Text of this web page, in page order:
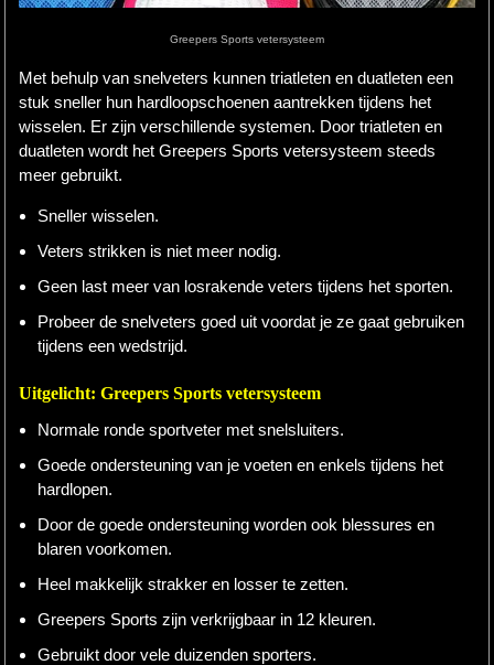
Extra
Tips
Boeken
Site
Greepers Sports vetersysteem
Met behulp van snelveters kunnen triatleten en duatleten een
stuk sneller hun hardloopschoenen aantrekken tijdens het
wisselen. Er zijn verschillende systemen. Door triatleten en
duatleten wordt het Greepers Sports vetersysteem steeds
meer gebruikt.
Sneller wisselen.
Veters strikken is niet meer nodig.
Geen last meer van losrakende veters tijdens het sporten.
Probeer de snelveters goed uit voordat je ze gaat gebruiken
tijdens een wedstrijd.
Uitgelicht: Greepers Sports vetersysteem
Normale ronde sportveter met snelsluiters.
Goede ondersteuning van je voeten en enkels tijdens het
hardlopen.
Door de goede ondersteuning worden ook blessures en
blaren voorkomen.
Heel makkelijk strakker en losser te zetten.
Greepers Sports zijn verkrijgbaar in 12 kleuren.
Gebruikt door vele duizenden sporters.